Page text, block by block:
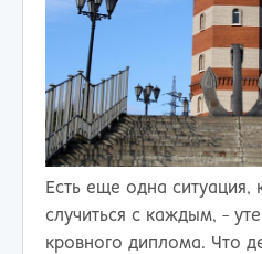
Есть еще одна ситуация,
случиться с каждым, -
кровного диплома. Что